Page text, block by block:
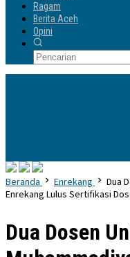
Ragam
Berita Aceh
Opini
Beranda Enrekang
Dua
Enrekang Lulus Sertifikasi
Dua Dosen